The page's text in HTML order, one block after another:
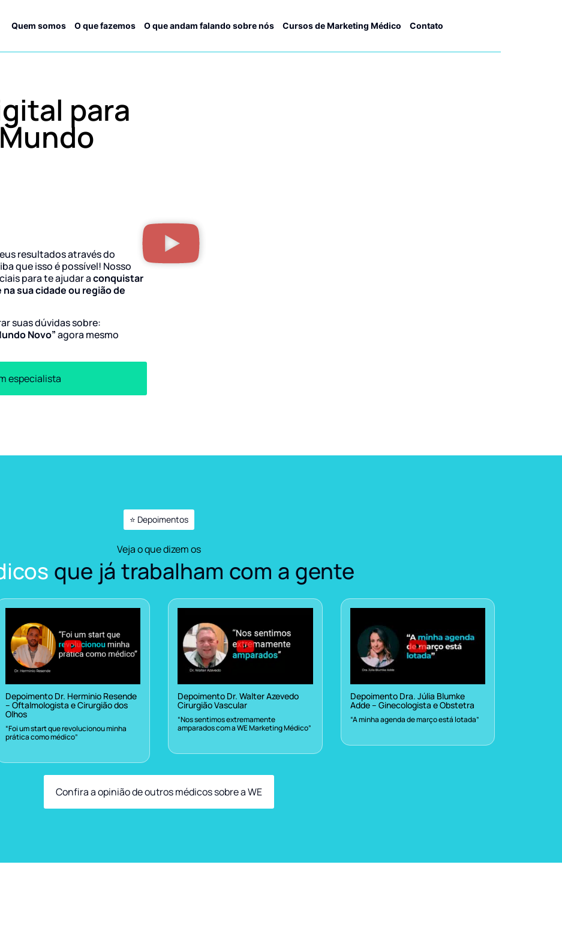
Quem somos O que fazemos O que andam falando sobre nós Cursos de Marketing Médico Contato
para
resultados através do
que isso é possível! Nosso
para te ajudar aconquistar
sua cidade ou região de
suas dúvidas sobre:
Novo”agora mesmo
especialista
⭐ Depoimentos
Veja o que dizem os
que já trabalham com a gente
Depoimento Dr. Herminio Resende
– Oftalmologista e Cirurgião dos
Olhos
“Foi um start que revolucionou minha
prática como médico”
Depoimento Dr. Walter Azevedo
Cirurgião Vascular
“Nos sentimos extremamente
amparados com a WE Marketing Médico”
Depoimento Dra. Júlia Blumke
Adde – Ginecologista e Obstetra
“A minha agenda de março está lotada”
Confira a opinião de outros médicos sobre a WE